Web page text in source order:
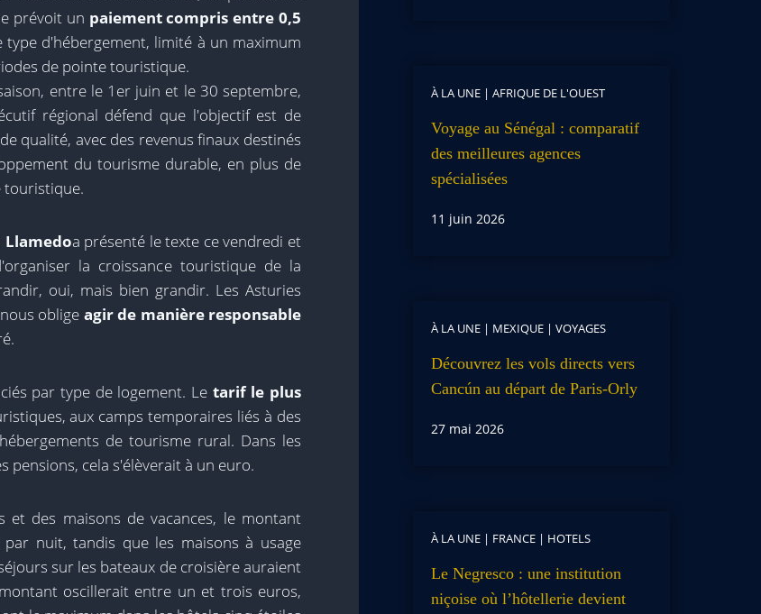
prévoit un paiement compris entre 0,5
d'hébergement, limité à un maximum
de pointe touristique.
entre le 1er juin et le 30 septembre,
régional défend que l'objectif est de
qualité, avec des revenus finaux destinés
du tourisme durable, en plus de
touristique.
Llamedoa présenté le texte ce vendredi et
la croissance touristique de la
oui, mais bien grandir. Les Asturies
oblige agir de manière responsable
par type de logement. Le tarif le plus
aux camps temporaires liés à des
de tourisme rural. Dans les
pensions, cela s'élèverait à un euro.
et des maisons de vacances, le montant
nuit, tandis que les maisons à usage
sur les bateaux de croisière auraient
oscillerait entre un et trois euros,
À LA UNE| AFRIQUE DE L'OUEST
Voyage au Sénégal : comparatif
des meilleures agences
spécialisées
11 juin 2026
À LA UNE| MEXIQUE| VOYAGES
Découvrez les vols directs vers
Cancún au départ de Paris-Orly
27 mai 2026
À LA UNE| FRANCE| HOTELS
Le Negresco : une institution
niçoise où l’hôtellerie devient